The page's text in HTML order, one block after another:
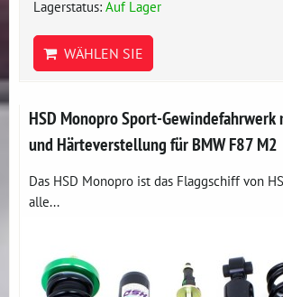
Lagerstatus: Auf Lager
WÄHLEN SIE
HSD Monopro Sport-Gewindefahrwerk
und Härteverstellung für BMW F87 M2
Das HSD Monopro ist das Flaggschiff von
alle...